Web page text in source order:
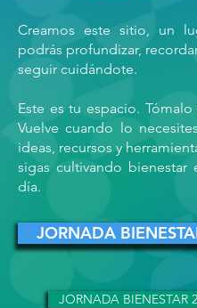
Creamos este sitio, un
podrás profundizar,
seguir cuidándote.
Este es tu espacio.
Vuelve cuando lo
ideas, recursos y
sigas cultivando bienestar
día.
JORNADA
JORNADA BIENESTAR